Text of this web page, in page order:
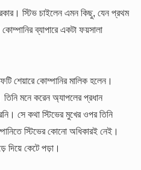
স্টিভ চাইলেন এমন কিছু, যেন প্রথম
ব্যাপারে একটা ফয়সালা
শেয়ারে কোম্পানির মালিক হলেন।
তিনি মনে করেন অ্যাপলের প্রধান
সে কথা স্টিভের মুখের ওপর তিনি
স্টিভের কোনো অধিকারই নেই।
দিয়ে কেটে পড়া।